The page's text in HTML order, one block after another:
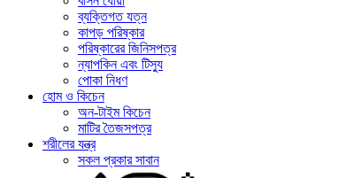
ব্যক্তিগত যত্ন
কাপড় পরিষ্কার
পরিষ্কারের জিনিসপত্র
ন্যাপকিন এবং টিস্যু
পোকা নিধণ
হোম ও কিচেন
অন-টাইম কিচেন
মাটির তৈজসপত্র
শরীলের যন্ত্র
সকল প্রকার সাবান